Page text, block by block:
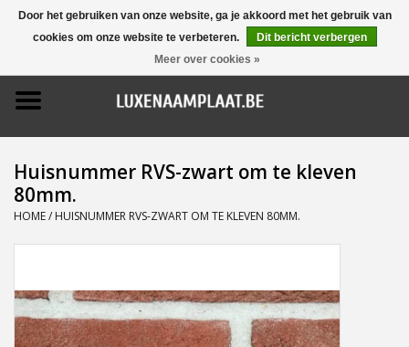
0 Artikelen - €0,00
Home
Promoties
Naamborden
Deurbellen
Huisnummers
Huisnummer RVS-zwart om te kleven
80mm.
HOME/ HUISNUMMER RVS-ZWART OM TE KLEVEN 80MM.
Door het gebruiken van onze website, ga je akkoord met het gebruik van
cookies om onze website te verbeteren.
Dit bericht verbergen
Meer over cookies »